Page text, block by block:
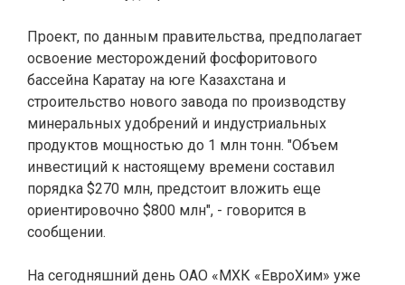
Проект, по данным правительства, предполагает
освоение месторождений фосфоритового
бассейна Каратау на юге Казахстана и
строительство нового завода по производству
минеральных удобрений и индустриальных
продуктов мощностью до 1 млн тонн. "Объем
инвестиций к настоящему времени составил
порядка $270 млн, предстоит вложить еще
ориентировочно $800 млн", - говорится в
сообщении.
На сегодняшний день ОАО «МХК «ЕвроХим» уже